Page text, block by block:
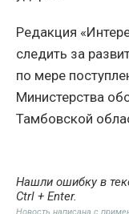
Редакция
следить за
по мере
Министерства
Тамбовской
Нашли ошибку в
Ctrl + Enter.
Новость написана с